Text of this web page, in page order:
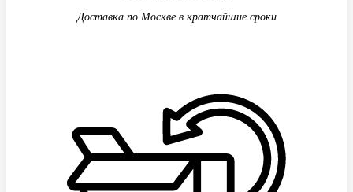
Доставка по Москве в кратчайшие сроки